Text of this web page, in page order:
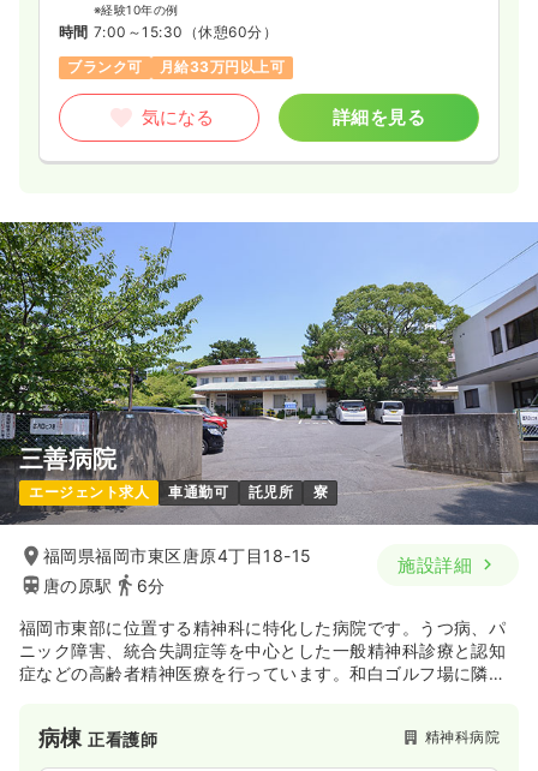
※経験10年の例
時間 7:00～15:30 （休憩60分）
ブランク可
月給33万円以上可
気になる 詳細を見る
三善病院
エージェント求人 車通勤可 託児所 寮
福岡県福岡市東区唐原4丁目18-15
唐の原駅
6分
施設詳細
福岡市東部に位置する精神科に特化した病院です。うつ病、パ
ニック障害、統合失調症等を中心とした一般精神科診療と認知
症などの高齢者精神医療を行っています。和白ゴルフ場に隣接
ます。
病棟正看護師 精神科病院